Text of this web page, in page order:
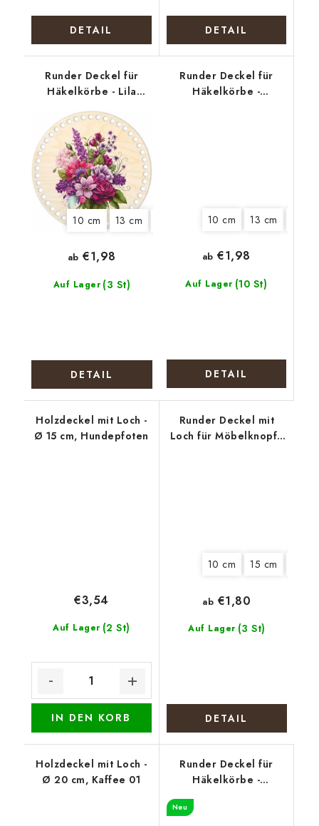
DETAIL DETAIL
Runder Deckel für
Häkelkörbe - Lila
10 cm 13 cm 18 cm 22 cm
Auf Lager (3 St)
ab €1,98
DETAIL
Runder Deckel für
Häkelkörbe -
10 cm 13 cm
Auf Lager (10 St)
ab €1,98
DETAIL
Holzdeckel mit Loch -
Ø 15 cm, Hundepfoten
Auf Lager (2 St)
€3,54
IN DEN KORB
Runder Deckel mit
Loch für Möbelknopf -
10 cm 15 cm
Auf Lager (3 St)
ab €1,80
DETAIL
Holzdeckel mit Loch -
Ø 20 cm, Kaffee 01
Runder Deckel für
Häkelkörbe -
Hundemeute
Neu